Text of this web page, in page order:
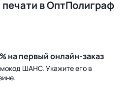
в ОптПолиграф
на первый онлайн-заказ
ШАНС. Укажите его в